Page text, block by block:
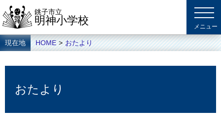
銚子市立
明神小学校
現在地 HOME > おたより
おたより